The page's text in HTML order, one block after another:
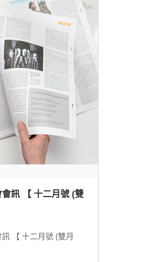
訊 【 十二月號 (雙
【 十二月號 (雙月